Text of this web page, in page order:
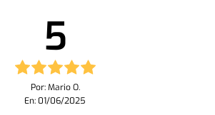
5
Por: Mario O.
En: 01/06/2025